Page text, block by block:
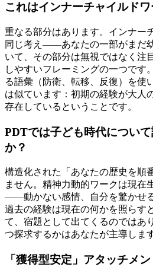
これはインナーチャイルドワ
重なる部分はあります。インナー
同じ考え——あなたの一部がまだ
いて、その部分は無視ではなく
しやすいフレーミングの一つです
る語彙（防衛、転移、反復）を使
は似ています：初期の経験が大人
存在しているということです。
PDTでは子ども時代につい
か？
構造化された「あなたの歴史を順
ません。精神力動的ワークは現在
——動かない感情、自分を驚かせ
過去の経験は現在の何かを照らす
て、宿題として出てくるのではあ
つ探求するかはあなたが主導します
「獲得型安定」アタッチメ